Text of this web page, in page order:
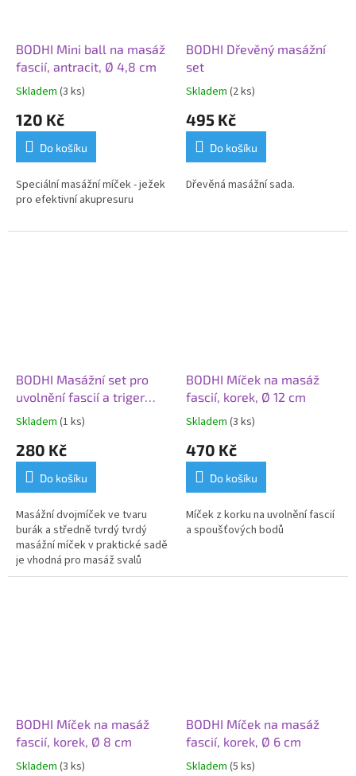
BODHI Mini ball na masáž
fascií, antracit, Ø 4,8 cm
Skladem (3 ks)
120 Kč
Do košíku
Speciální masážní míček - ježek
pro efektivní akupresuru
BODHI Dřevěný masážní
set
Skladem (2 ks)
495 Kč
Do košíku
Dřevěná masážní sada.
BODHI Masážní set pro
uvolnění fascií a triger
pointů, burák + míček
Skladem (1 ks)
280 Kč
Do košíku
Masážní dvojmíček ve tvaru
burák a středně tvrdý tvrdý
masážní míček v praktické sadě
je vhodná pro masáž svalů
celého těla. Její použití
BODHI Míček na masáž
fascií, korek, Ø 12 cm
Skladem (3 ks)
470 Kč
Do košíku
Míček z korku na uvolnění fascií
a spoušťových bodů
BODHI Míček na masáž
fascií, korek, Ø 8 cm
Skladem (3 ks)
BODHI Míček na masáž
fascií, korek, Ø 6 cm
Skladem (5 ks)